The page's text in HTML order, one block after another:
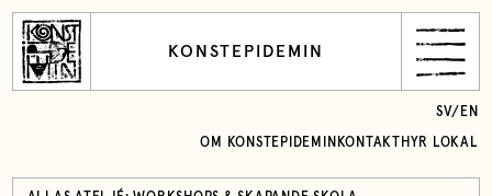
KONSTEPIDEMIN
OM KONSTEPIDEMIN KONTAKT HYR LOKAL
SV/ EN